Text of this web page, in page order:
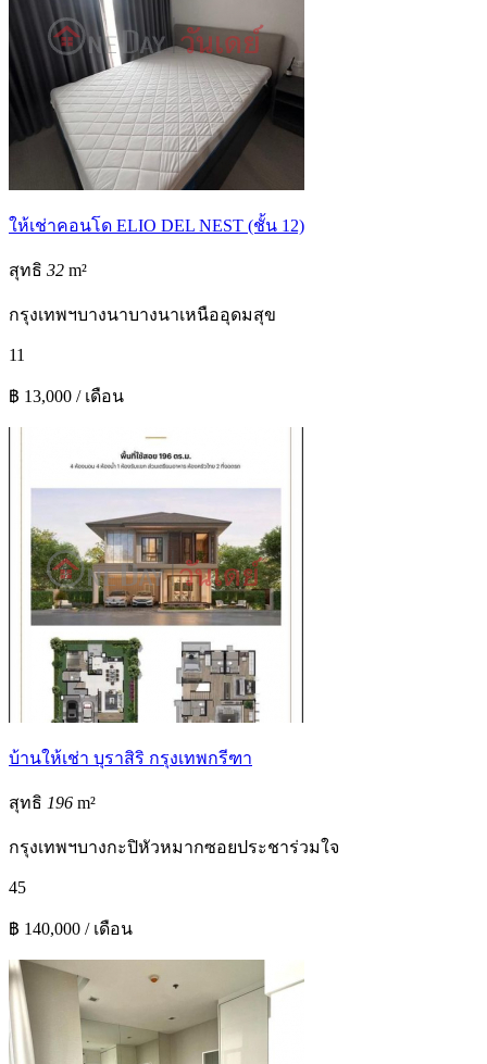
ให้เช่าคอนโด ELIO DEL NEST (ชั้น 12)
สุทธิ 32 m²
กรุงเทพฯบางนาบางนาเหนืออุดมสุข
11
฿ 13,000 / เดือน
บ้านให้เช่า บุราสิริ กรุงเทพกรีฑา
สุทธิ 196 m²
กรุงเทพฯบางกะปิหัวหมากซอยประชาร่วมใจ
45
฿ 140,000 / เดือน